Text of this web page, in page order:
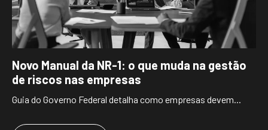
Novo Manual da NR-1: o que muda na gestão
de riscos nas empresas
Guia do Governo Federal detalha como empresas devem...